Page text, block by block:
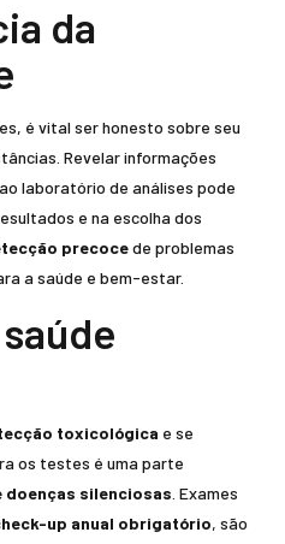
da
é vital ser honesto sobre seu
Revelar informações
laboratório de análises pode
e na escolha dos
precocede problemas
a saúde e bem-estar.
toxicológica e se
os testes é uma parte
doenças silenciosas . Exames
up anual obrigatório, são